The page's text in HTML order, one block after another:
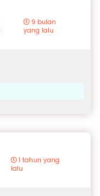
9 bulan
yang lalu
1 tahun yang
lalu